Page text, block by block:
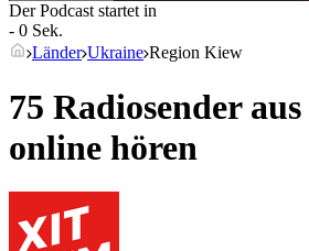
Der Podcast startet in
- 0 Sek.
Länder Ukraine Region Kiew
75 Radiosender aus
online hören